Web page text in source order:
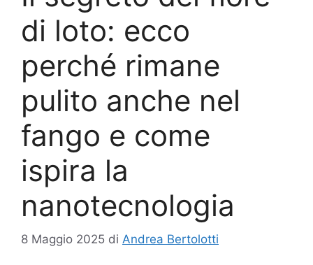
di loto: ecco
perché rimane
pulito anche nel
fango e come
ispira la
nanotecnologia
8 Maggio 2025 di Andrea Bertolotti